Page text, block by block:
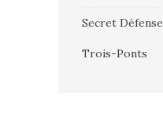
Secret Défense
Trois-Ponts